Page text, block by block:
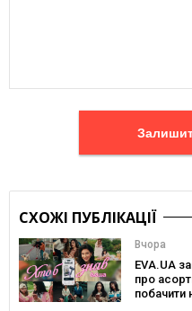
СХОЖІ ПУБЛІКАЦІЇ
Вчора
EVA.UA
про
побачити